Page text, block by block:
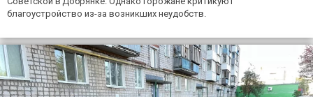
благоустройство из-за возникших неудобств.